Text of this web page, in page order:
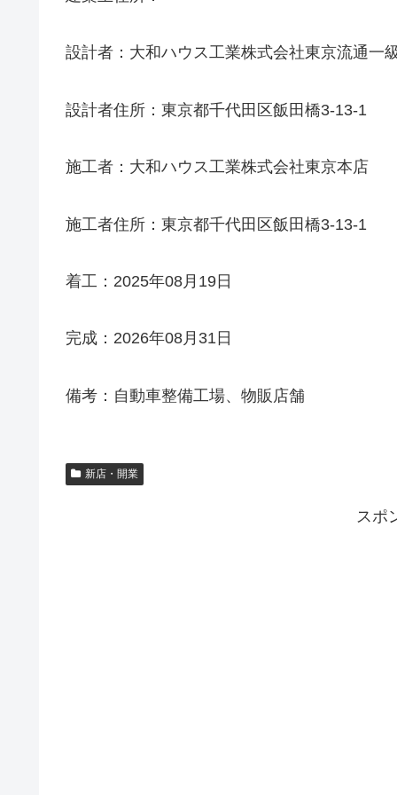
設計者：大和ハウス工業株式会社東京流通一
設計者住所：東京都千代田区飯田橋3-13-1
施工者：大和ハウス工業株式会社東京本店
施工者住所：東京都千代田区飯田橋3-13-1
着工：2025年08月19日
完成：2026年08月31日
備考：自動車整備工場、物販店舗
新店・開業
スポ